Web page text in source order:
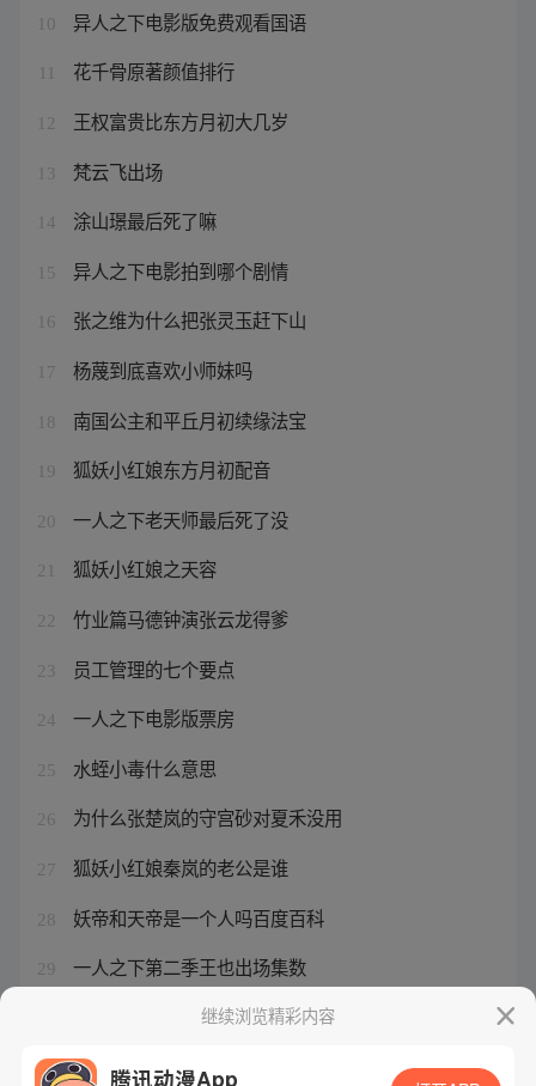
10 异人之下电影版免费观看国语
花千骨原著颜值排行
12 王权富贵比东方月初大几岁
13 梵云飞出场
14 涂山璟最后死了嘛
15 异人之下电影拍到哪个剧情
16 张之维为什么把张灵玉赶下山
17 杨蔑到底喜欢小师妹吗
18 南国公主和平丘月初续缘法宝
19 狐妖小红娘东方月初配音
20 一人之下老天师最后死了没
21 狐妖小红娘之天容
22 竹业篇马德钟演张云龙得爹
23 员工管理的七个要点
24 一人之下电影版票房
25 水蛭小毒什么意思
26 为什么张楚岚的守宫砂对夏禾没用
27 狐妖小红娘秦岚的老公是谁
28 妖帝和天帝是一个人吗百度百科
29 一人之下第二季王也出场集数
继续浏览精彩内容
腾讯动漫App